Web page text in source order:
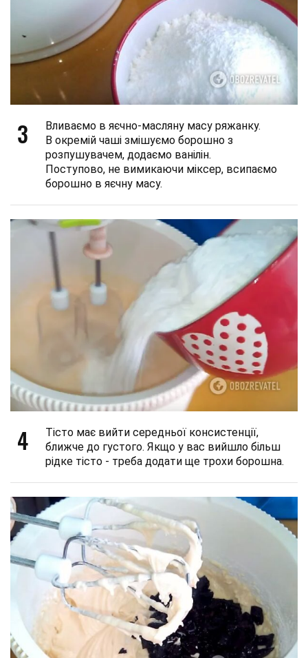
3
Вливаємо в яєчно-масляну масу ряжанку.
В окремій чаші змішуємо борошно з
розпушувачем, додаємо ванілін.
Поступово, не вимикаючи міксер, всипаємо
борошно в яєчну масу.
4
Тісто має вийти середньої консистенції,
ближче до густого. Якщо у вас вийшло більш
рідке тісто - треба додати ще трохи борошна.